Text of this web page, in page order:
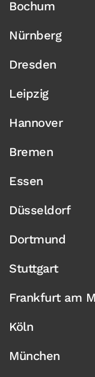
Bochum
Nürnberg
Dresden
Leipzig
Hannover
Bremen
Essen
Düsseldorf
Dortmund
Stuttgart
Frankfurt am
Köln
München